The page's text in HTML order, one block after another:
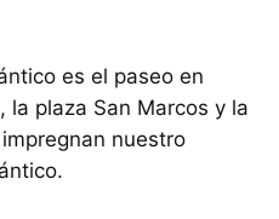
es el paseo en
la plaza San Marcos y la
nuestro